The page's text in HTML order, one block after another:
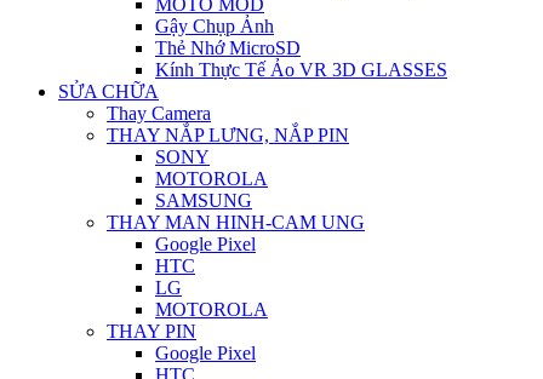
MOTO MOD
Gậy Chụp Ảnh
Thẻ Nhớ MicroSD
Kính Thực Tế Ảo VR 3D GLASSES
SỬA CHỮA
Thay Camera
THAY NẮP LƯNG, NẮP PIN
SONY
MOTOROLA
SAMSUNG
THAY MAN HINH-CAM UNG
Google Pixel
HTC
LG
MOTOROLA
THAY PIN
Google Pixel
HTC